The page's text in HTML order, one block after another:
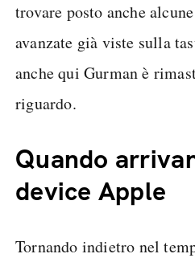
trovare posto anche
avanzate già viste sulla
anche qui Gurman è
riguardo.
Quando
device Apple
Tornando indietro nel